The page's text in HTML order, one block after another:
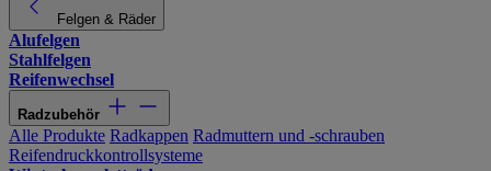
Felgen & Räder
Alufelgen
Stahlfelgen
Reifenwechsel
Radzubehör
Alle Produkte Radkappen Radmuttern und -schrauben
Reifendruckkontrollsysteme